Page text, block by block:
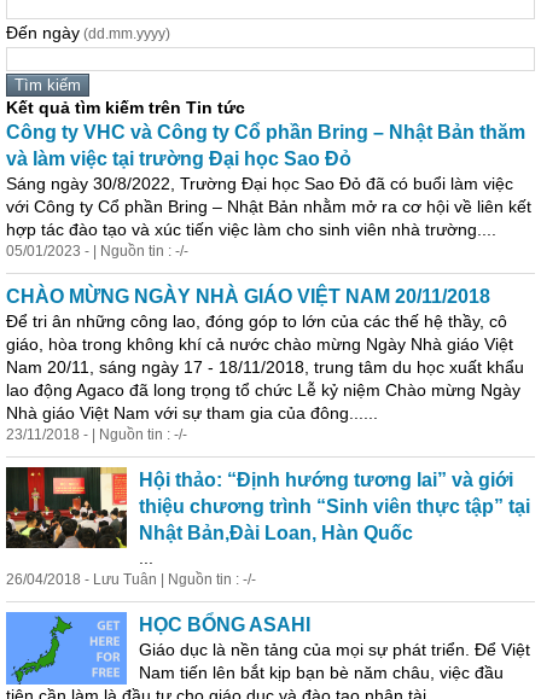
Đến ngày (dd.mm.yyyy)
Kết quả tìm kiếm trên Tin tức
Công ty VHC và Công ty Cổ phần Bring – Nhật Bản thăm
và làm việc tại trường Đại học Sao Đỏ
Sáng ngày 30/8/2022, Trường Đại học Sao Đỏ đã có buổi làm việc
với Công ty Cổ phần Bring – Nhật Bản nhằm mở ra cơ hội về liên kết
hợp tác đào tạo và xúc tiến việc làm cho sinh viên nhà trường....
05/01/2023 - | Nguồn tin : -/-
CHÀO MỪNG NGÀY NHÀ GIÁO VIỆT NAM 20/11/2018
Để tri ân những công lao, đóng góp to lớn của các thế hệ thầy, cô
giáo, hòa trong không khí cả nước chào mừng Ngày Nhà giáo Việt
Nam 20/11, sáng ngày 17 - 18/11/2018, trung tâm du học xuất khẩu
lao động Agaco đã long trọng tổ chức Lễ kỷ niệm Chào mừng Ngày
Nhà giáo Việt Nam với sự tham gia của đông......
23/11/2018 - | Nguồn tin : -/-
Hội thảo: “Định hướng tương lai” và giới
thiệu chương trình “Sinh viên thực tập” tại
Nhật Bản,Đài Loan, Hàn Quốc
26/04/2018 - Lưu Tuân | Nguồn tin : -/-
HỌC BỔNG ASAHI
Giáo dục là nền tảng của mọi sự phát triển. Để Việt
Nam tiến lên bắt kịp bạn bè năm châu, việc đầu